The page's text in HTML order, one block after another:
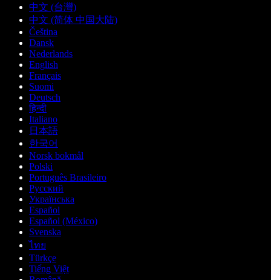
中文 (台灣)
中文 (简体 中国大陆)
Čeština
Dansk
Nederlands
English
Français
Suomi
Deutsch
हिन्दी
Italiano
日本語
한국어
Norsk bokmål
Polski
Português Brasileiro
Русский
Українська
Español
Español (México)
Svenska
ไทย
Türkçe
Tiếng Việt